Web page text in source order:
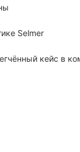
Selmer
кейс в